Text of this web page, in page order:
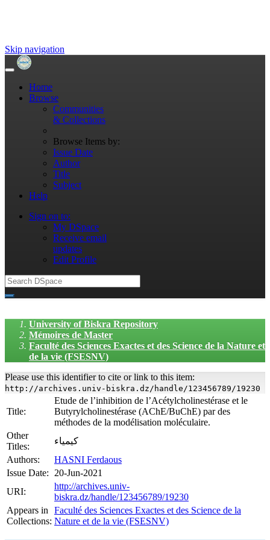
Skip navigation
Home
Browse
Communities
& Collections
Browse Items by:
Issue Date
Author
Title
Subject
Help
Sign on to:
My DSpace
Receive email
updates
Edit Profile
University of Biskra Repository
Mémoires de Master
Faculté des Sciences Exactes et des Science de la Nature et
de la vie (FSESNV)
Please use this identifier to cite or link to this item:
http://archives.univ-biskra.dz/handle/123456789/19230
Title:
Etude de l’inhibition de l’Acétylcholinestérase et le
Butyrylcholinestérase (AChE/BuChE) par des
méthodes de la modélisation moléculaire.
Other
Titles:
كيمياء
Authors:
HASNI Ferdaous
Issue Date:
20-Jun-2021
URI:
http://archives.univ-
biskra.dz/handle/123456789/19230
Appears in
Collections:
Faculté des Sciences Exactes et des Science de la
Nature et de la vie (FSESNV)